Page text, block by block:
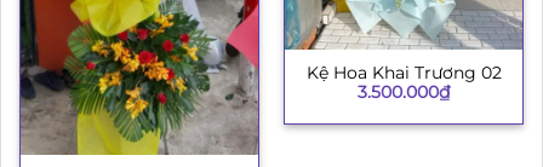
Kệ Hoa Khai Trương 02
3.500.000₫